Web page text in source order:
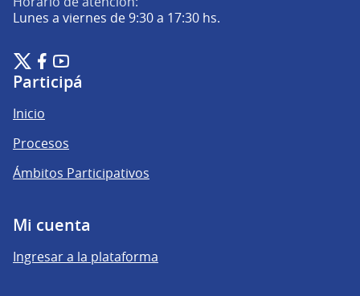
Lunes a viernes de 9:30 a 17:30 hs.
Plataforma de Participación Ciudadana Digital en X
(Enlace externo)
Plataforma de Participación Ciudadana Digital en Facebook
(Enlace externo)
Plataforma de Participación Ciudadana Digital en
(Enlace externo)
Participá
Inicio
Procesos
Ámbitos Participativos
Mi cuenta
Ingresar a la plataforma